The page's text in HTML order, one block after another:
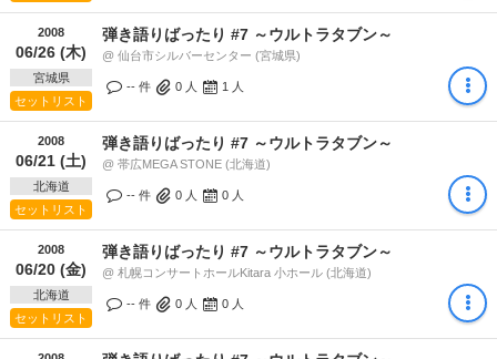
2008
06/26 (木)
宮城県
セットリスト
弾き語りばったり #7 ～ウルトラタブン～
@ 仙台市シルバーセンター (宮城県)
-- 件 0 人 1 人
2008
06/21 (土)
北海道
セットリスト
弾き語りばったり #7 ～ウルトラタブン～
@ 帯広MEGA STONE (北海道)
-- 件 0 人 0 人
2008
06/20 (金)
北海道
セットリスト
弾き語りばったり #7 ～ウルトラタブン～
@ 札幌コンサートホールKitara 小ホール (北海道)
-- 件 0 人 0 人